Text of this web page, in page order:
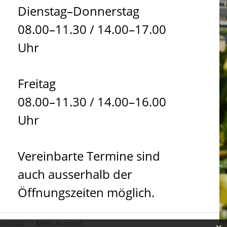
Dienstag–Donnerstag
08.00–11.30 / 14.00–17.00
Uhr
Freitag
08.00–11.30 / 14.00–16.00
Uhr
Vereinbarte Termine sind
auch ausserhalb der
Öffnungszeiten möglich.
Mein Account